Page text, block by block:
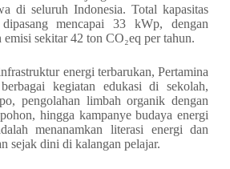
di seluruh Indonesia. Total kapasitas
mencapai 33 kWp, dengan
emisi sekitar 42 ton CO₂eq per tahun.
energi terbarukan, Pertamina
kegiatan edukasi di sekolah,
pengolahan limbah organik dengan
hingga kampanye budaya energi
menanamkan literasi energi dan
sejak dini di kalangan pelajar.